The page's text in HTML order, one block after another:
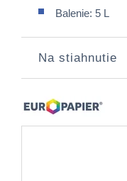
Balenie: 5 L
Na stiahnutie